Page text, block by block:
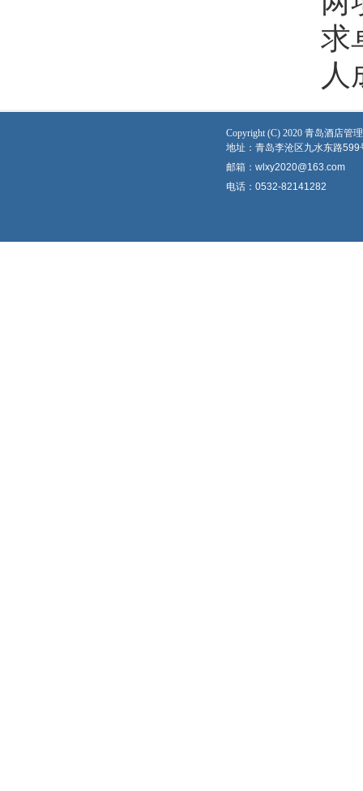
求
人
Copyright (C) 2020 青岛酒店管
地址：青岛李沧区九水东路599
邮箱：wlxy2020@163.com
电话：0532-82141282